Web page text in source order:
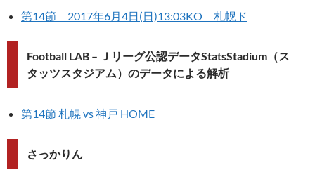
第14節 2017年6月4日(日)13:03KO 札幌ド
Football LAB – Ｊリーグ公認データStatsStadium（ス
タッツスタジアム）のデータによる解析
第14節 札幌 vs 神戸 HOME
さっかりん